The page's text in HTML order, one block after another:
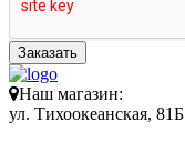
Заказать
Наш магазин:
ул. Тихоокеанская, 81Б